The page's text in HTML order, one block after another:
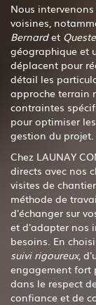
Nous
voisines,
Bernardet
géographique et
déplacent pour
détail les
approche terrain
contraintes
pour optimiser
gestion du projet.
Chez LAUNAY
directs avec nos
visites de
méthode de
d'échanger sur
et d'adapter nos
besoins. En
suivi rigoureux,
engagement fort
dans le respect
confiance et de